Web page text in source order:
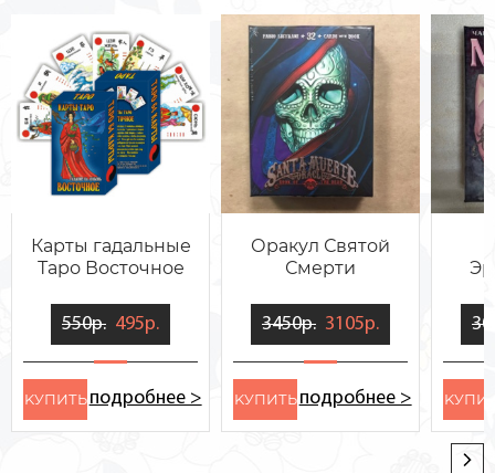
Карты гадальные
Таро Восточное
550р. 495р.
KУПИТЬ подробнее >
Оракул Святой
Смерти
3450р. 3105р.
KУПИТЬ подробнее >